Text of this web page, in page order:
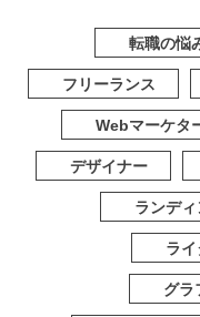
転職の悩
フリーランス
Webマーケタ
デザイナー
ランデ
ラ
グラ